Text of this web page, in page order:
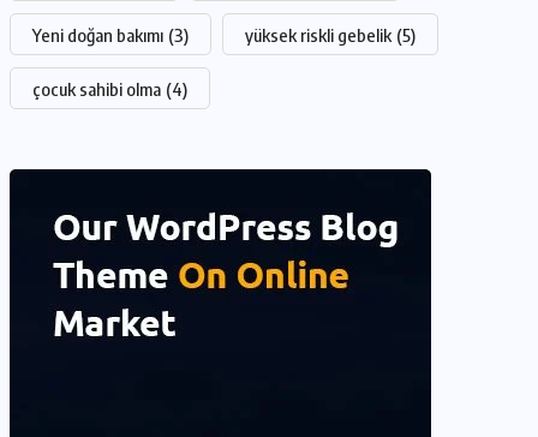
Yeni doğan bakımı (3) yüksek riskli gebelik (5)
çocuk sahibi olma (4)